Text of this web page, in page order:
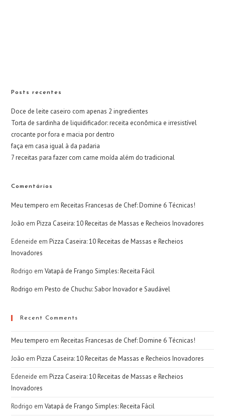
Posts recentes
Doce de leite caseiro com apenas 2 ingredientes
Torta de sardinha de liquidificador: receita econômica e irresistível
crocante por fora e macia por dentro
faça em casa igual à da padaria
7 receitas para fazer com carne moída além do tradicional
Comentários
Meu tempero emReceitas Francesas de Chef: Domine 6 Técnicas!
João emPizza Caseira: 10 Receitas de Massas e Recheios Inovadores
Edeneide emPizza Caseira: 10 Receitas de Massas e Recheios
Inovadores
Rodrigo emVatapá de Frango Simples: Receita Fácil
Rodrigo emPesto de Chuchu: Sabor Inovador e Saudável
Recent Comments
Meu tempero emReceitas Francesas de Chef: Domine 6 Técnicas!
João emPizza Caseira: 10 Receitas de Massas e Recheios Inovadores
Edeneide emPizza Caseira: 10 Receitas de Massas e Recheios
Inovadores
Rodrigo emVatapá de Frango Simples: Receita Fácil